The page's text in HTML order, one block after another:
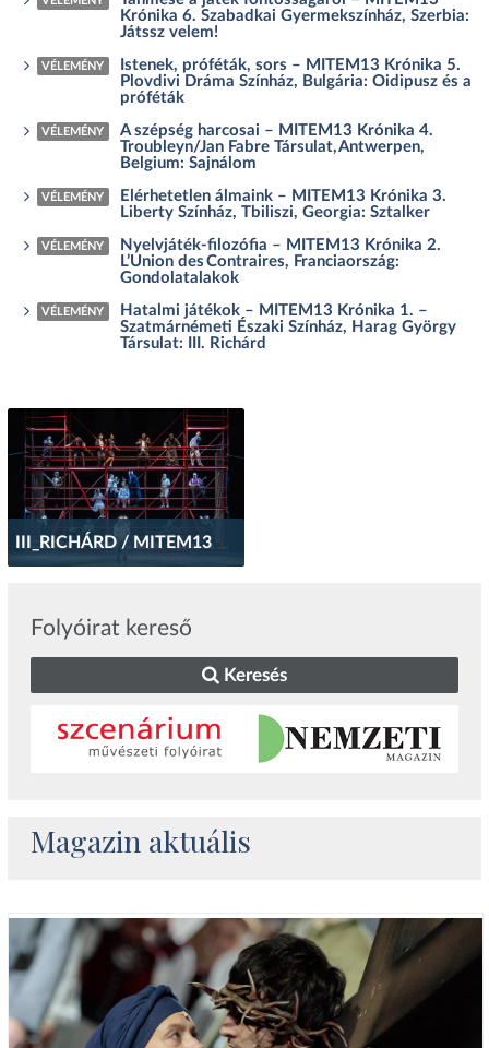
Krónika 6. Szabadkai Gyermekszínház, Szerbia:
Játssz velem!
VÉLEMÉNY
Istenek, próféták, sors – MITEM13 Krónika 5.
Plovdivi Dráma Színház, Bulgária: Oidipusz és a
próféták
VÉLEMÉNY
A szépség harcosai – MITEM13 Krónika 4.
Troubleyn/Jan Fabre Társulat, Antwerpen,
Belgium: Sajnálom
VÉLEMÉNY
Elérhetetlen álmaink – MITEM13 Krónika 3.
Liberty Színház, Tbiliszi, Georgia: Sztalker
VÉLEMÉNY
Nyelvjáték-filozófia – MITEM13 Krónika 2.
L’Union des Contraires, Franciaország:
Gondolatalakok
VÉLEMÉNY
Hatalmi játékok – MITEM13 Krónika 1. –
Szatmárnémeti Északi Színház, Harag György
Társulat: III. Richárd
III_RICHÁRD / MITEM13
Folyóirat kereső
Keresés
Magazin aktuális